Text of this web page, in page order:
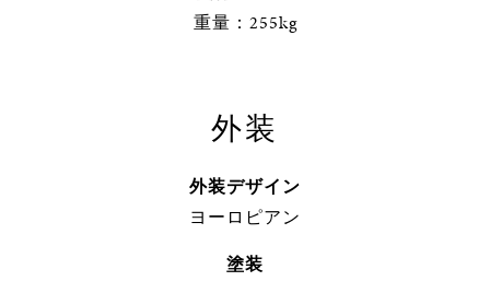
重量：255kg
外装
外装デザイン
ヨーロピアン
塗装